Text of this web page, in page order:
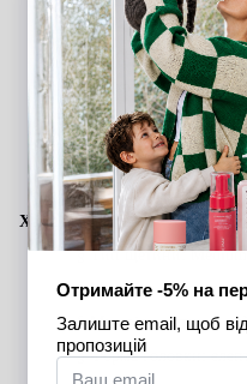
§Non-toxic
§Ергономічна
§Підходить для
§Делікатна для
§Plastic-free картонне
§Recyclableпакування
Характеристики:
§Тип щетини:
§Матеріал ручки:
§Матеріал щетини:
§Форма головки: